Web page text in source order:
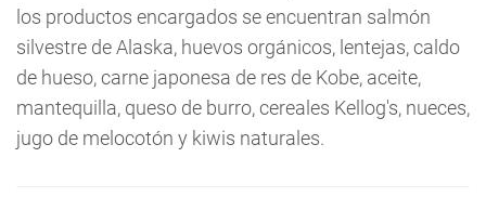
los productos encargados se encuentran salmón
silvestre de Alaska, huevos orgánicos, lentejas, caldo
de hueso, carne japonesa de res de Kobe, aceite,
mantequilla, queso de burro, cereales Kellog's, nueces,
jugo de melocotón y kiwis naturales.